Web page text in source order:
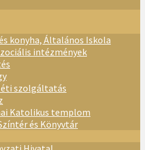
konyha, Általános Iskola
intézmények
szolgáltatás
Katolikus templom
és Könyvtár